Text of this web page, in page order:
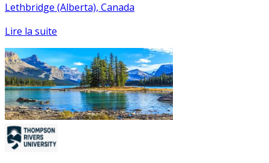
Lethbridge (Alberta), Canada
Lire la suite